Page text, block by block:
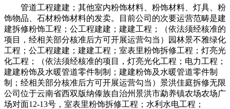
管道工程建建；其他室内粉饰材料、粉饰材料、灯具、粉
饰物品、石材粉饰材料的发卖。目前公司的次要运营范畴是建
建拆修粉饰工程；公工程建建；建建工程；（依法须经核准的
项目，经相关部分核准后方可开展运营勾当）园林景不雅绿化
工程；公工程建建；建建工程；室表里粉饰拆修工程；灯亮光
化工程；（依法须经核准的项目，灯亮光化工程；电力工程；
建建粉饰及水暖管道零件制制；建建粉饰及水暖管道零件制
制；经相关部分核准后方可开展运营勾当）景洪佳庭拆修无限
公司位于云南省西双版纳傣族自治州景洪市勐养镇农场农场广
场对面12-13号，室表里粉饰拆修工程；水利水电工程；